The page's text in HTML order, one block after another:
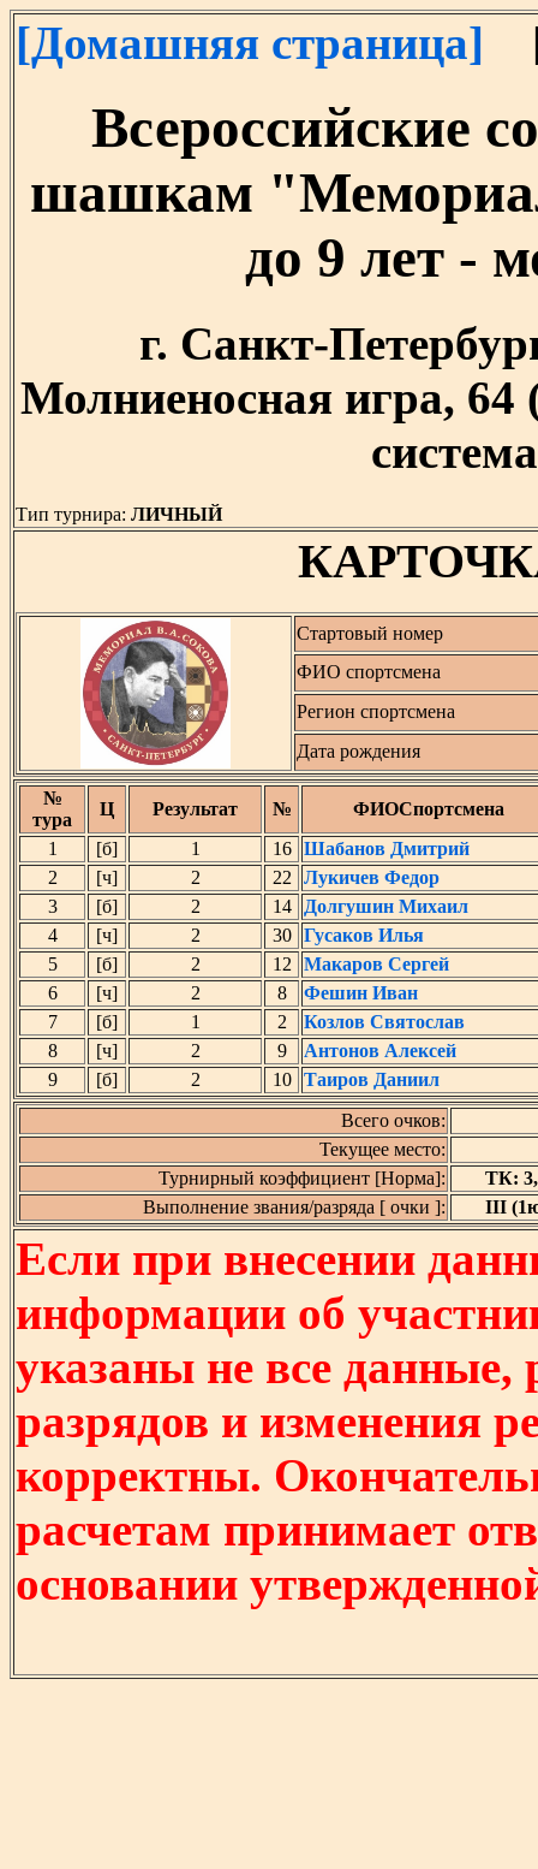
[Домашняя страница]
Всероссийские
шашкам
до 9 лет -
г. Санкт-
Молниеносная игра,
Тип турнира: ЛИЧНЫЙ
Стартовый номер
ФИО спортсмена
Регион спортсмена
Дата рождения
№
тура
Ц Результат №
ФИОСпортсмена
1
[б] 1 16
Шабанов Дмитрий
2
[ч] 2 22
Лукичев Федор
3
[б] 2 14
Долгушин Михаил
4
[ч] 2 30
Гусаков Илья
5
[б] 2 12
Макаров Сергей
6
[ч] 2 8
Фешин Иван
7
[б] 1 2
Козлов Святослав
8
[ч] 2 9
Антонов Алексей
9
[б] 2 10
Таиров Даниил
Всего очков:
Текущее место:
Турнирный коэффициент [Норма]:
ТК:
Выполнение звания/разряда [ очки ]:
III
Если при внесении
информации об
указаны не все
разрядов и изменения
корректны.
расчетам принимает
основании